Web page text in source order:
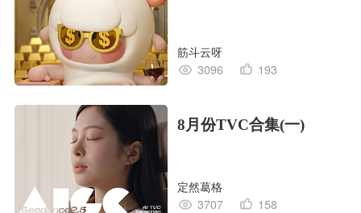
筋斗云呀
3096
193
8月份TVC合集(一)
定然葛格
3707
158